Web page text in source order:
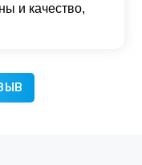
и качество,